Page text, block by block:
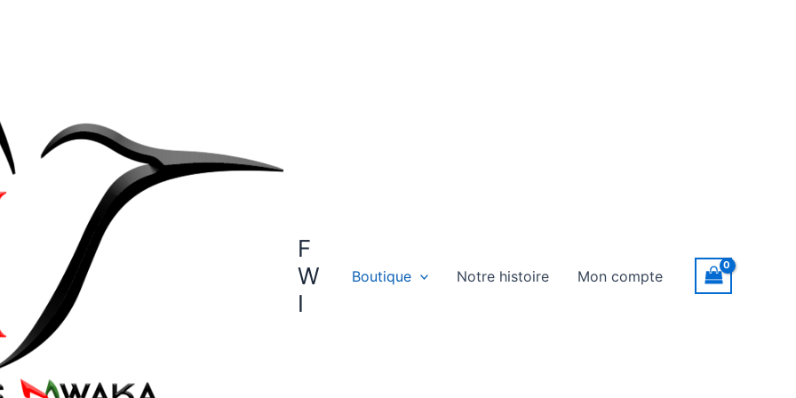
F
W
I
Boutique Notre histoire Mon compte